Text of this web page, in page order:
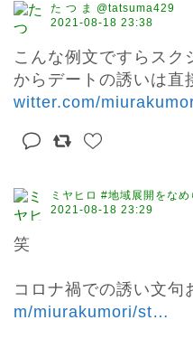
た つ ま @tatsuma429
2021-08-18 23:38
こんな例文ですらスク
からデートの誘いは直
witter.com/
ミヤヒロ #地域展開をな
2021-08-18 23:29
笑
コロナ禍での誘い文句
m/miurakumori/st…